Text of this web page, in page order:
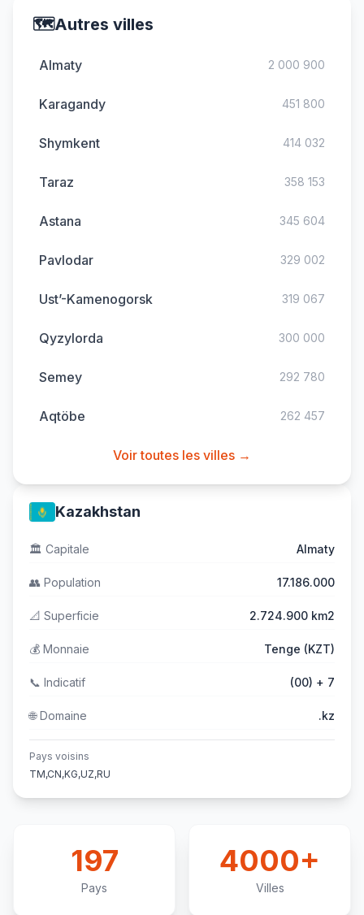
🗺️Autres villes
Almaty 2 000 900
Karagandy 451 800
Shymkent 414 032
Taraz 358 153
Astana 345 604
Pavlodar 329 002
Ust’-Kamenogorsk 319 067
Qyzylorda 300 000
Semey 292 780
Aqtöbe 262 457
Voir toutes les villes →
Kazakhstan
🏛️ Capitale Almaty
👥 Population 17.186.000
📐 Superficie 2.724.900 km2
💰 Monnaie Tenge (KZT)
📞 Indicatif (00) + 7
🌐Domaine .kz
Pays voisins
TM,CN,KG,UZ,RU
197
Pays
4000+
Villes